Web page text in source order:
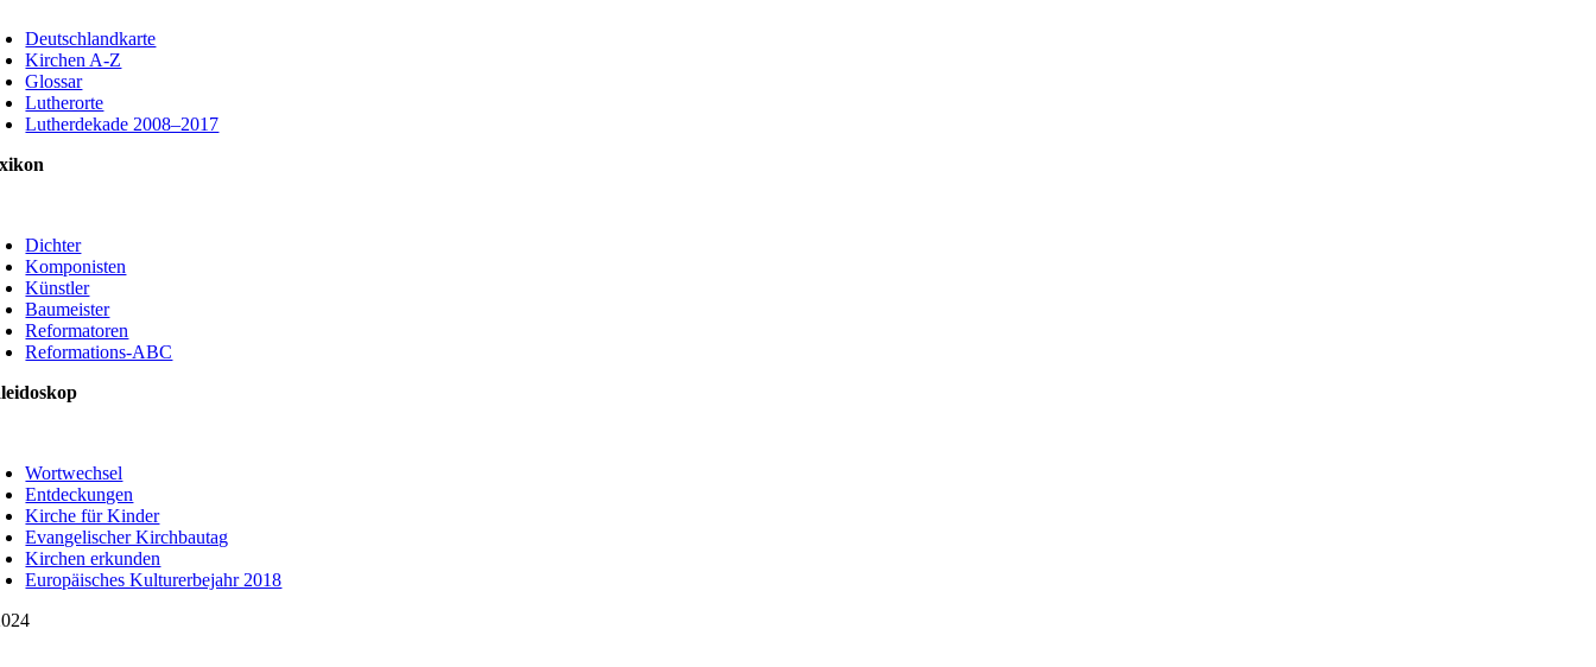
Deutschlandkarte
Kirchen A-Z
Glossar
Lutherorte
Lutherdekade 2008–2017
Dichter
Komponisten
Künstler
Baumeister
Reformatoren
Reformations-ABC
Wortwechsel
Entdeckungen
Kirche für Kinder
Evangelischer Kirchbautag
Kirchen erkunden
Europäisches Kulturerbejahr 2018